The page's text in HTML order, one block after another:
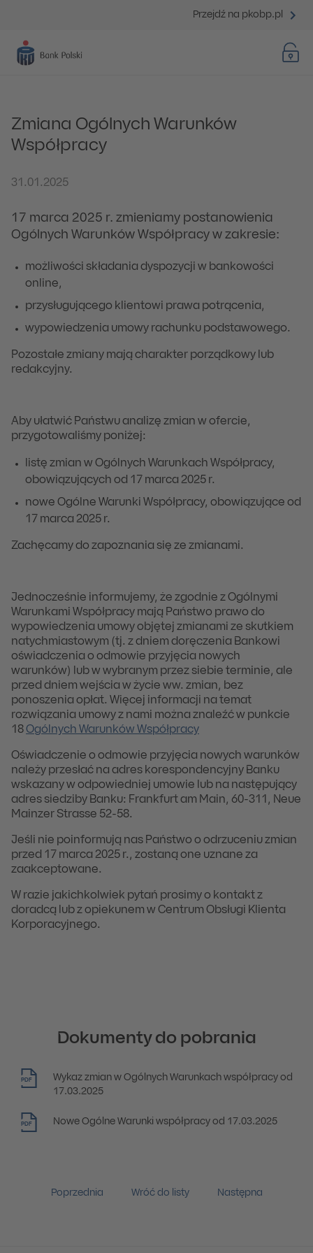
Przejdź na pkobp.pl
Zmiana Ogólnych Warunków
Współpracy
31.01.2025
17 marca 2025 r. zmieniamy postanowienia
Ogólnych Warunków Współpracy w zakresie:
możliwości składania dyspozycji w bankowości
online,
przysługującego klientowi prawa potrącenia,
wypowiedzenia umowy rachunku podstawowego.
Pozostałe zmiany mają charakter porządkowy lub
redakcyjny.
Aby ułatwić Państwu analizę zmian w ofercie,
przygotowaliśmy poniżej:
listę zmian w Ogólnych Warunkach Współpracy,
obowiązujących od 17 marca 2025 r.
nowe Ogólne Warunki Współpracy, obowiązujące od
17 marca 2025 r.
Zachęcamy do zapoznania się ze zmianami.
Jednocześnie informujemy, że zgodnie z Ogólnymi
Warunkami Współpracy mają Państwo prawo do
wypowiedzenia umowy objętej zmianami ze skutkiem
natychmiastowym (tj. z dniem doręczenia Bankowi
oświadczenia o odmowie przyjęcia nowych
warunków) lub w wybranym przez siebie terminie, ale
przed dniem wejścia w życie ww. zmian, bez
ponoszenia opłat. Więcej informacji na temat
rozwiązania umowy z nami można znaleźć w punkcie
18 Ogólnych Warunków Współpracy
Oświadczenie o odmowie przyjęcia nowych warunków
należy przesłać na adres korespondencyjny Banku
wskazany w odpowiedniej umowie lub na następujący
adres siedziby Banku: Frankfurt am Main, 60-311, Neue
Mainzer Strasse 52-58.
Jeśli nie poinformują nas Państwo o odrzuceniu zmian
przed 17 marca 2025 r., zostaną one uznane za
zaakceptowane.
W razie jakichkolwiek pytań prosimy o kontakt z
doradcą lub z opiekunem w Centrum Obsługi Klienta
Korporacyjnego.
Dokumenty do pobrania
PDF
Wykaz zmian w Ogólnych Warunkach współpracy od
17.03.2025
PDF Nowe Ogólne Warunki współpracy od 17.03.2025
Poprzednia Wróć do listy Następna